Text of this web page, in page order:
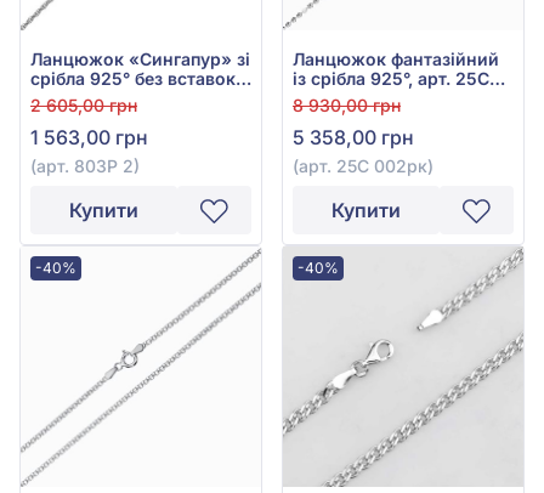
Ланцюжок «Сингапур» зі
срібла 925° без вставок,
арт. 803Р 2
2 605,00 грн
1 563,00 грн
(арт. 803Р 2)
Купити
Ланцюжок фантазійний
із срібла 925°, арт. 25С
002рк
8 930,00 грн
5 358,00 грн
(арт. 25С 002рк)
Купити
-40% -40%